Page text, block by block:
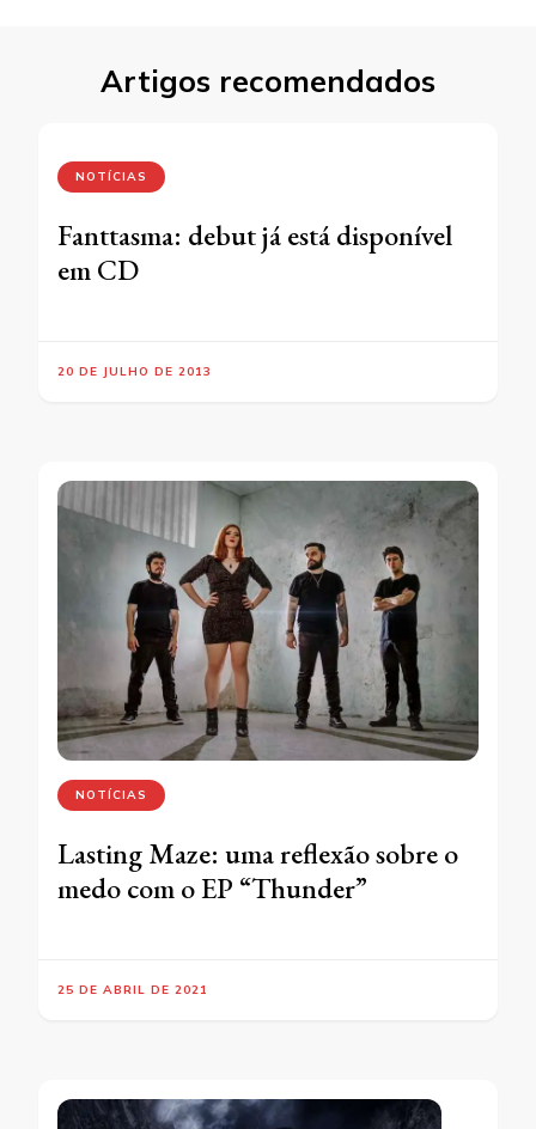
Artigos recomendados
NOTÍCIAS
Fanttasma: debut já está disponível
em CD
20 DE JULHO DE 2013
NOTÍCIAS
Lasting Maze: uma reflexão sobre o
medo com o EP “Thunder”
25 DE ABRIL DE 2021